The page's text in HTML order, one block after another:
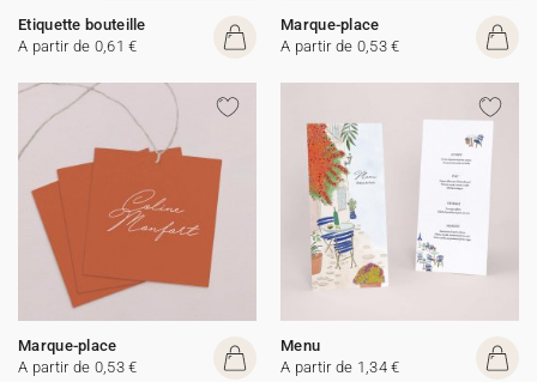
Etiquette bouteille
A partir de 0,61 €
Marque-place
A partir de 0,53 €
Marque-place
A partir de 0,53 €
Menu
A partir de 1,34 €